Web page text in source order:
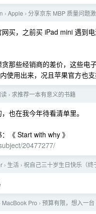
› Apple › 分享京东 MBP 质量问题
买，之前买 iPad mini 遇到
那些经销商的差价，这些电
使用出来，况且苹果官方也
› 求推荐一本有意义的书籍
也在我今年待看清单里。
《 Start with why 》
20477277/
› 生活 › 祝自己三十岁生日快乐（终
MacBook Pro › 预算有限，想入一